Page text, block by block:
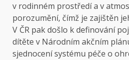
v rodinném prostředí a v
porozumění, čímž je zajištěn
V ČR pak došlo k definování
dítěte v Národním akčním
sjednocení systému péče o